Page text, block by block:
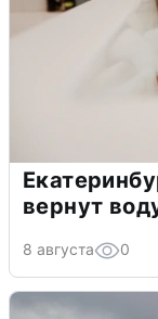
вернут
8 августа 0